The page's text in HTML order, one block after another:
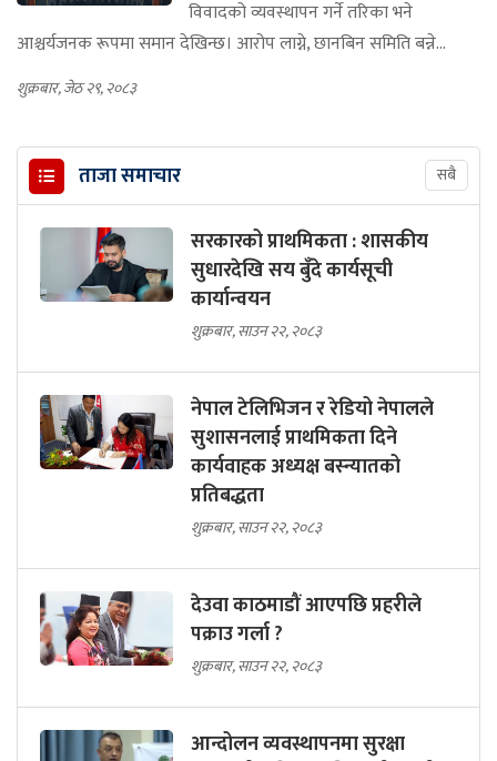
फरक समय, फरक दल र फरक पात्र भए पनि
विवादको व्यवस्थापन गर्ने तरिका भने
आश्चर्यजनक रूपमा समान देखिन्छ। आरोप लाग्ने, छानबिन समिति बन्ने...
ताजा समाचार सबै
सरकारको प्राथमिकता : शासकीय
सुधारदेखि सय बुँदे कार्यसूची
कार्यान्वयन
शुक्रबार, साउन २२, २०८३
नेपाल टेलिभिजन र रेडियो नेपालले
सुशासनलाई प्राथमिकता दिने
कार्यवाहक अध्यक्ष बस्न्यातको
प्रतिबद्धता
शुक्रबार, साउन २२, २०८३
देउवा काठमाडौं आएपछि प्रहरीले
पक्राउ गर्ला ?
शुक्रबार, साउन २२, २०८३